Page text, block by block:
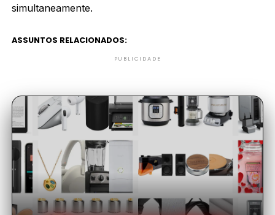
simultaneamente.
ASSUNTOS RELACIONADOS:
PUBLICIDADE